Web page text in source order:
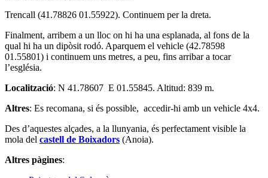
Trencall (41.78826 01.55922). Continuem per la dreta.
Finalment, arribem a un lloc on hi ha una esplanada, al fons de la
qual hi ha un dipòsit rodó. Aparquem el vehicle (42.78598
01.55801) i continuem uns metres, a peu, fins arribar a tocar
l’església.
Localització: N 41.78607 E 01.55845. Altitud: 839 m.
Altres: Es recomana, si és possible, accedir-hi amb un vehicle 4x4.
Des d’aquestes alçades, a la llunyania, és perfectament visible la
mola del castell de Boixadors (Anoia).
Altres pàgines: